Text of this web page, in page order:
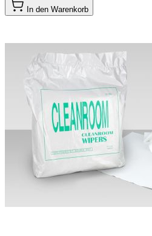
In den Warenkorb